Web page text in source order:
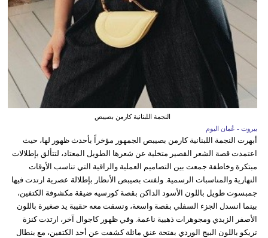
النجمة اللبنانية كارمن بصيبص
بيروت - عُمان اليوم
أبهرت النجمة اللبنانية كارمن بصيبص الجمهور مؤخراً بأحدث ظهور لها، حيث
اعتمدت قصة الشعر القصير متخلية عن شعرها الطويل المعتاد، لتتألق بإطلالات
مبتكرة وخاطفة جمعت بين التصاميم العملية والراقية التي تناسب الأوقات
النهارية والمناسبات الرسمية. ولفتت بصيبص الأنظار بإطلالة عصرية ارتدت فيها
جمبسوت طويل باللون الأسود الداكن بقصة كورسيه ضيقة مكشوفة الكتفين،
بينما انسدل الجزء السفلي بقصة واسعة، ونسقت معه حقيبة يد صغيرة باللون
الأصفر الزبدي ومجوهرات ذهبية ناعمة. وفي ظهور كاجوال آخر، ارتدت كنزة
تريكو باللون البيج الوردي بفتحة عنق مائلة كشفت عن أحد الكتفين، مع بنطال